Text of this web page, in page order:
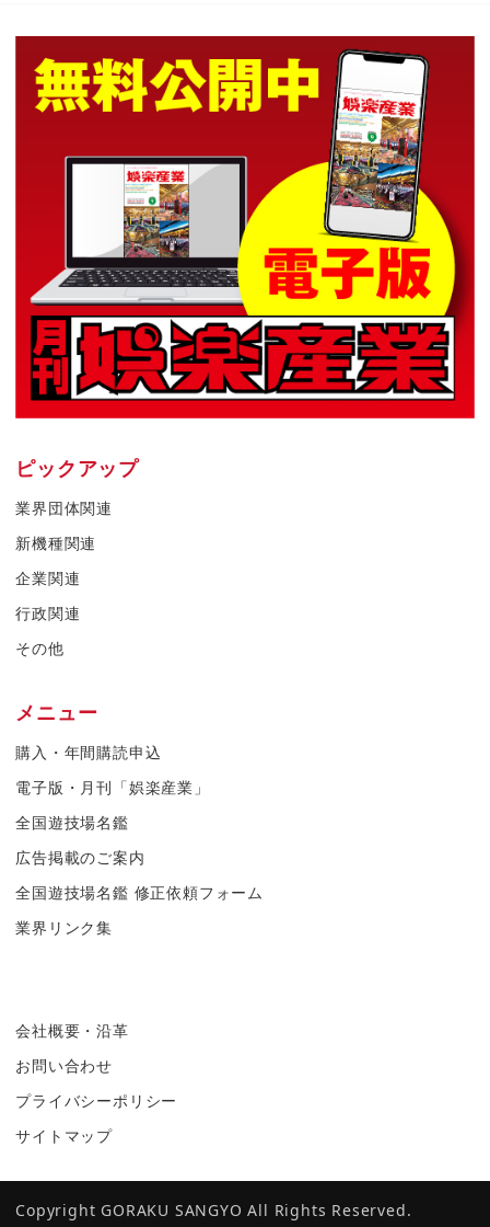
ピックアップ
業界団体関連
新機種関連
企業関連
行政関連
その他
メニュー
購入・年間購読申込
電子版・月刊「娯楽産業」
全国遊技場名鑑
広告掲載のご案内
全国遊技場名鑑 修正依頼フォーム
業界リンク集
会社概要・沿革
お問い合わせ
プライバシーポリシー
サイトマップ
Copyright GORAKU SANGYO All Rights Reserved.